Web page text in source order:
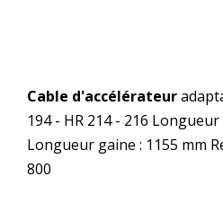
Cable d'accélérateur
194 - HR 214 - 216 Longueur
Longueur gaine : 1155 mm
800